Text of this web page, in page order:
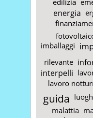
energia
imballaggi
rilevante
interpelli
lavoro
guida
malattia